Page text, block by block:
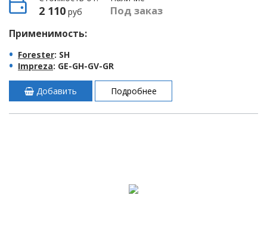
2 110 руб Под заказ
Применимость:
Forester: SH
Impreza: GE-GH-GV-GR
Добавить Подробнее